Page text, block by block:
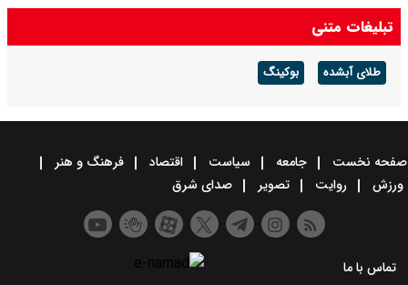
تبلیغات متنی
طلای آبشده بوکینگ
صفحه نخست جامعه سیاست اقتصاد
فرهنگ و هنر
ورزش
روایت تصویر صدای شرق
تماس با ما